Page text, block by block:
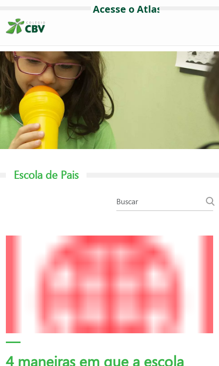
Escola de Pais
4 maneiras em que a escola